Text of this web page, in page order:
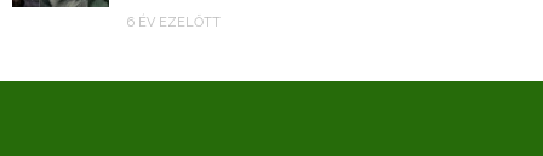
6 ÉV EZELŐTT